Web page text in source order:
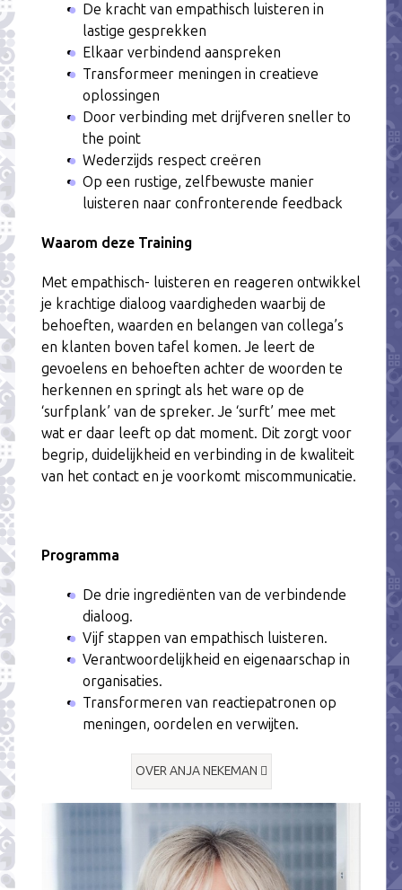
De kracht van empathisch luisteren in
lastige gesprekken
Elkaar verbindend aanspreken
Transformeer meningen in creatieve
oplossingen
Door verbinding met drijfveren sneller to
the point
Wederzijds respect creëren
Op een rustige, zelfbewuste manier
luisteren naar confronterende feedback
Waarom deze Training
Met empathisch- luisteren en reageren ontwikkel
je krachtige dialoog vaardigheden waarbij de
behoeften, waarden en belangen van collega’s
en klanten boven tafel komen. Je leert de
gevoelens en behoeften achter de woorden te
herkennen en springt als het ware op de
‘surfplank’ van de spreker. Je ‘surft’ mee met
wat er daar leeft op dat moment. Dit zorgt voor
begrip, duidelijkheid en verbinding in de kwaliteit
van het contact en je voorkomt miscommunicatie.
Programma
De drie ingrediënten van de verbindende
dialoog.
Vijf stappen van empathisch luisteren.
Verantwoordelijkheid en eigenaarschap in
organisaties.
Transformeren van reactiepatronen op
meningen, oordelen en verwijten.
OVER ANJA NEKEMAN